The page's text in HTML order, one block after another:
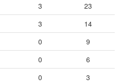
3
23
3
14
0
9
0
6
0
3